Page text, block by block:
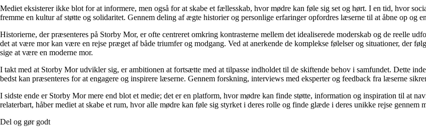
Mediet eksisterer ikke blot for at informere, men også for at skabe et fællesskab, hvor mødre kan føle sig set og hørt. I en tid, hvor
fremme en kultur af støtte og solidaritet. Gennem deling af ægte historier og personlige erfaringer opfordres læserne til at åbne op og
Historierne, der præsenteres på Storby Mor, er ofte centreret omkring kontrasterne mellem det idealiserede moderskab og de reelle
det at være mor kan være en rejse præget af både triumfer og modgang. Ved at anerkende de komplekse følelser og situationer, der
sige at være en moderne mor.
I takt med at Storby Mor udvikler sig, er ambitionen at fortsætte med at tilpasse indholdet til de skiftende behov i samfundet. Dette
bedst kan præsenteres for at engagere og inspirere læserne. Gennem forskning, interviews med eksperter og feedback fra læserne
I sidste ende er Storby Mor mere end blot et medie; det er en platform, hvor mødre kan finde støtte, information og inspiration til at
relaterbart, håber mediet at skabe et rum, hvor alle mødre kan føle sig styrket i deres rolle og finde glæde i deres unikke rejse gennem
Del og gør godt